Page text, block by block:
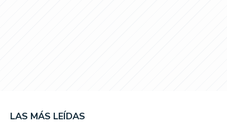
LAS MÁS LEÍDAS